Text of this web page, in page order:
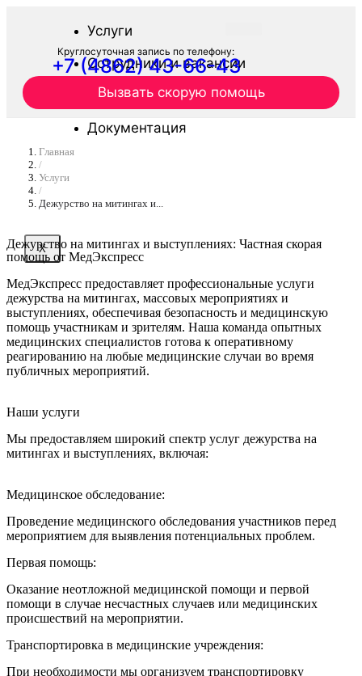
Услуги
Сотрудники и вакансии
Журнал
Документация
X
Круглосуточная запись по телефону:
+7 (4862) 43-66-43
Вызвать скорую помощь
Главная
/
Услуги
/
Дежурство на митингах и...
Дежурство на митингах и выступлениях: Частная скорая
помощь от МедЭкспресс
МедЭкспресс предоставляет профессиональные услуги
дежурства на митингах, массовых мероприятиях и
выступлениях, обеспечивая безопасность и медицинскую
помощь участникам и зрителям. Наша команда опытных
медицинских специалистов готова к оперативному
реагированию на любые медицинские случаи во время
публичных мероприятий.
Наши услуги
Мы предоставляем широкий спектр услуг дежурства на
митингах и выступлениях, включая:
Медицинское обследование:
Проведение медицинского обследования участников перед
мероприятием для выявления потенциальных проблем.
Первая помощь:
Оказание неотложной медицинской помощи и первой
помощи в случае несчастных случаев или медицинских
происшествий на мероприятии.
Транспортировка в медицинские учреждения:
При необходимости мы организуем транспортировку